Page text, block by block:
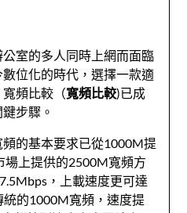
室的多人同時上網而面臨
位化的時代，選擇一款適
頻比較（寬頻比較)已成
步驟。
的基本要求已從1000M提
上提供的2500M寬頻方
，上載速度更可達
的1000M寬頻，速度提